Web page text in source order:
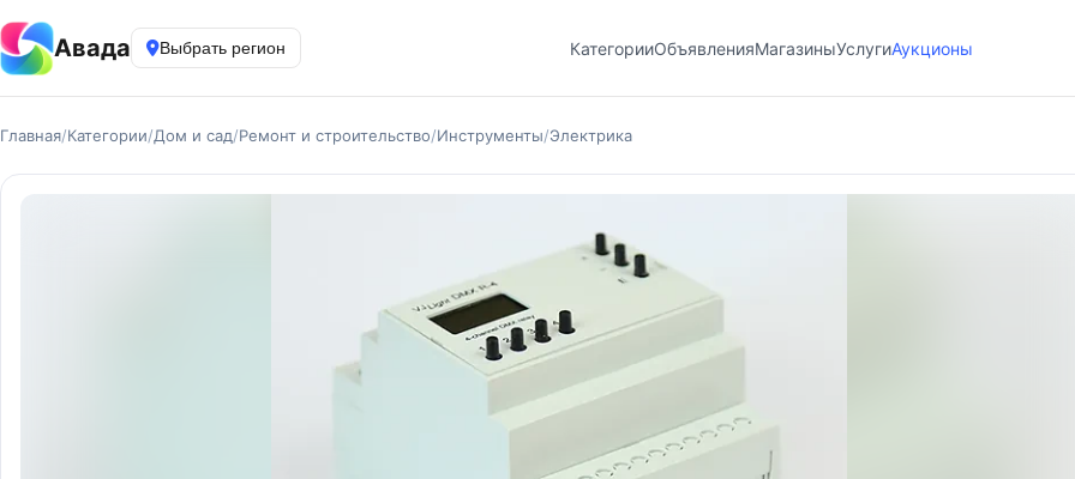
Авада Выбрать регион КатегорииОбъявленияМагазиныУслугиАукционы
Главная/Категории/Дом и сад/Ремонт и строительство/Инструменты/Электрика